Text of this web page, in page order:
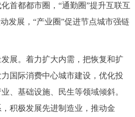
首都都市圈，“通勤圈”提升互联互
发展，“产业圈”促进节点城市强链
。着力扩大内需，把恢复和扩
国际消费中心城市建设，优化投
、基础设施、民生等领域倾斜。
积极发展先进制造业，推动金